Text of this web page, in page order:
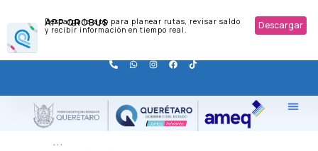
APP QROBUS
Descarga la app para planear rutas, revisar saldo
y recibir información en tiempo real.
Descargar
...